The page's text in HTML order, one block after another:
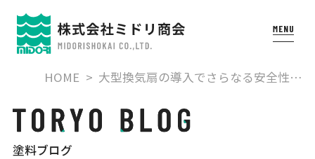
HOME 大型換気扇の導入でさらなる安全性…
塗料ブログ